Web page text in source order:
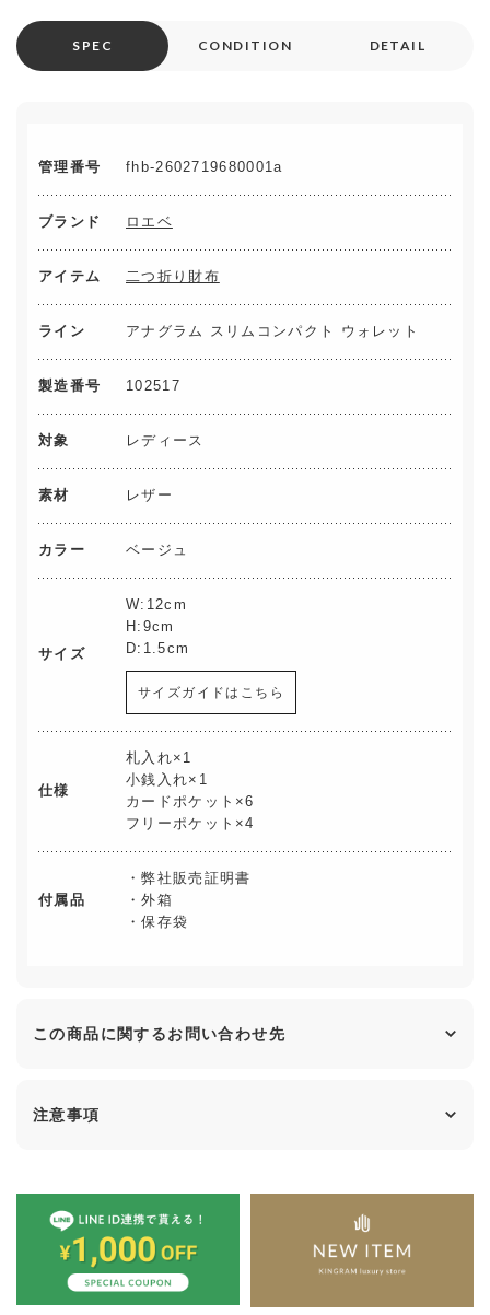
SPEC CONDITION DETAIL
管理番号 fhb-2602719680001a
ブランド ロエベ
アイテム 二つ折り財布
ライン アナグラム スリムコンパクト ウォレット
製造番号 102517
対象 レディース
素材 レザー
カラー ベージュ
サイズ
W:12cm
H:9cm
D:1.5cm
サイズガイドはこちら
仕様
札入れ×1
小銭入れ×1
カードポケット×6
フリーポケット×4
付属品
・弊社販売証明書
・外箱
・保存袋
この商品に関するお問い合わせ先
注意事項